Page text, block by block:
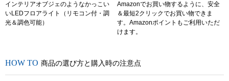
インテリアオブジェのようなかっこい
いLEDフロアライト（リモコン付・調
光＆調色可能）
Amazonでお買い物するように、安全
＆最短2クリックでお買い物できま
す。Amazonポイントもご利用いただ
けます。
商品の選び方と購入時の注意点